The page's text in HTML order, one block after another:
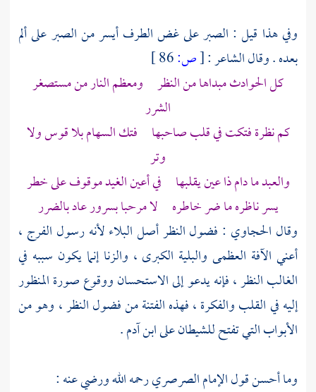
وفي هذا قيل : الصبر على غض الطرف أيسر من الصبر على ألم
بعده . وقال الشاعر :[ص:
كل الحوادث مبداها من النظر ومعظم النار من مستصغر
الشرر
كم نظرة فتكت في قلب صاحبها فتك السهام بلا قوس ولا
وتر
والعبد ما دام ذا عين يقلبها في أعين الغيد موقوف على خطر
يسر ناظره ما ضر خاطره لا مرحبا بسرور عاد بالضرر
وقال الحجاوي : فضول النظر أصل البلاء لأنه رسول الفرج ،
أعني الآفة العظمى والبلية الكبرى ، والزنا إنما يكون سببه في
الغالب النظر ، فإنه يدعو إلى الاستحسان ووقوع صورة المنظور
إليه في القلب والفكرة ، فهذه الفتنة من فضول النظر ، وهو من
الأبواب التي تفتح للشيطان على ابنآدم.
وما أحسن قول الإمامالصرصريرحمه الله ورضي عنه :